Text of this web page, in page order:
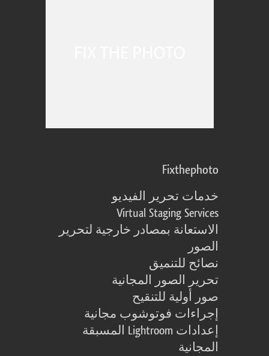
Fixthephoto
خدمات تحرير الفيديو
Virtual Staging Services
الاستعانة بمصادر خارجية لتحرير
الصور
نصائح للتنميق
تحرير الصور المجانية
صور أولية للتنقيح
إجراءات فوتوشوب مجانية
إعدادات Lightroom المسبقة
المجانية